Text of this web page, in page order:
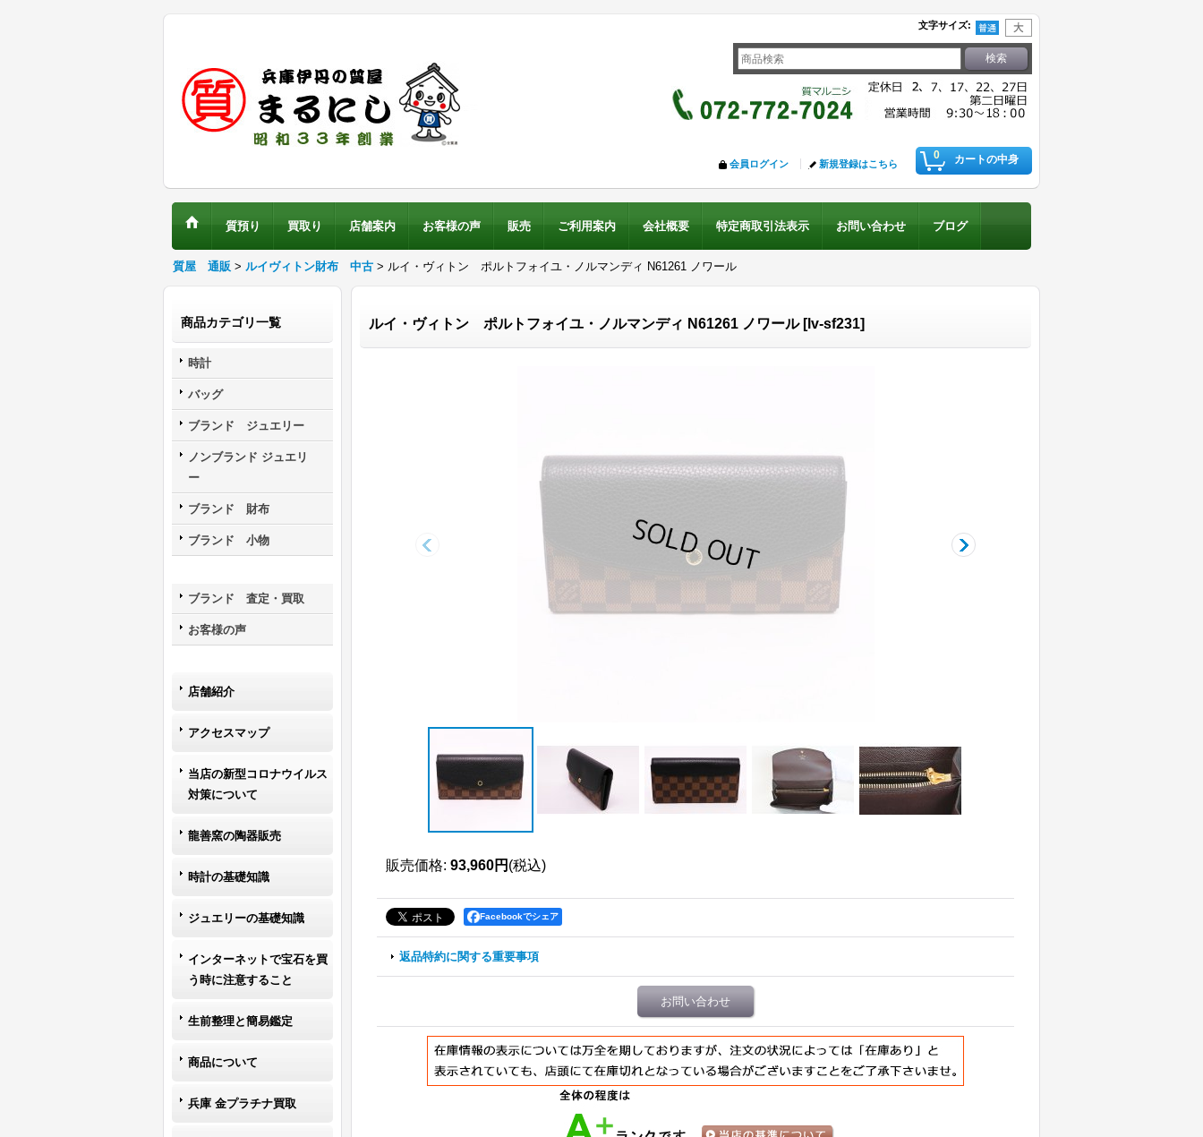
質屋 通販 > ルイヴィトン財布 中古 > ルイ・ヴィトン ポルトフォイユ・ノルマンディ N61261 ノワール
文字サイズ:
0 カートの中身
会員ログイン 新規登録はこちら
質預り 買取り 店舗案内 お客様の声 販売 ご利用案内 会社概要 特定商取引法表示 お問い合わせ ブログ
商品カテゴリ一覧
時計
バッグ
ブランド ジュエリー
ノンブランド ジュエリ
ー
ブランド 財布
ブランド 小物
ブランド 査定・買取
お客様の声
店舗紹介
アクセスマップ
当店の新型コロナウイルス
対策について
龍善窯の陶器販売
時計の基礎知識
ジュエリーの基礎知識
インターネットで宝石を買
う時に注意すること
生前整理と簡易鑑定
商品について
兵庫 金プラチナ買取
ルイ・ヴィトン ポルトフォイユ・ノルマンディ N61261 ノワール [lv-sf231]
販売価格: 93,960円 (税込)
Facebookでシェア
返品特約に関する重要事項
お問い合わせ